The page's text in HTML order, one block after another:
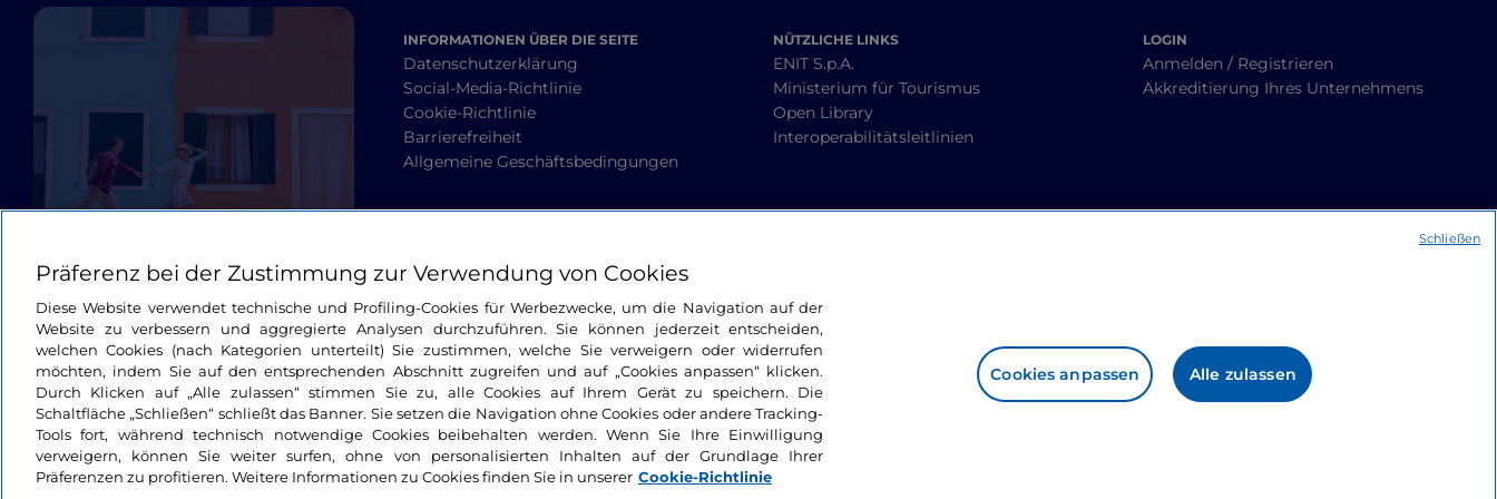
INFORMATIONEN ÜBER DIE SEITE
Datenschutzerklärung
Social-Media-Richtlinie
Cookie-Richtlinie
Barrierefreiheit
Allgemeine Geschäftsbedingungen
NÜTZLICHE LINKS
ENIT S.p.A.
Ministerium für Tourismus
Open Library
Interoperabilitätsleitlinien
LOGIN
Anmelden / Registrieren
Akkreditierung Ihres Unternehmens
Präferenz bei der Zustimmung zur Verwendung von Cookies
Diese Website verwendet technische und Profiling-Cookies für Werbezwecke, um die Navigation auf der
Website zu verbessern und aggregierte Analysen durchzuführen. Sie können jederzeit entscheiden,
welchen Cookies (nach Kategorien unterteilt) Sie zustimmen, welche Sie verweigern oder widerrufen
möchten, indem Sie auf den entsprechenden Abschnitt zugreifen und auf „Cookies anpassen“ klicken.
Durch Klicken auf „Alle zulassen“ stimmen Sie zu, alle Cookies auf Ihrem Gerät zu speichern. Die
Schaltfläche „Schließen“ schließt das Banner. Sie setzen die Navigation ohne Cookies oder andere Tracking-
Tools fort, während technisch notwendige Cookies beibehalten werden. Wenn Sie Ihre Einwilligung
verweigern, können Sie weiter surfen, ohne von personalisierten Inhalten auf der Grundlage Ihrer
Präferenzen zu profitieren. Weitere Informationen zu Cookies finden Sie in unserer Cookie-Richtlinie
Cookies anpassen Alle zulassen
Schließen